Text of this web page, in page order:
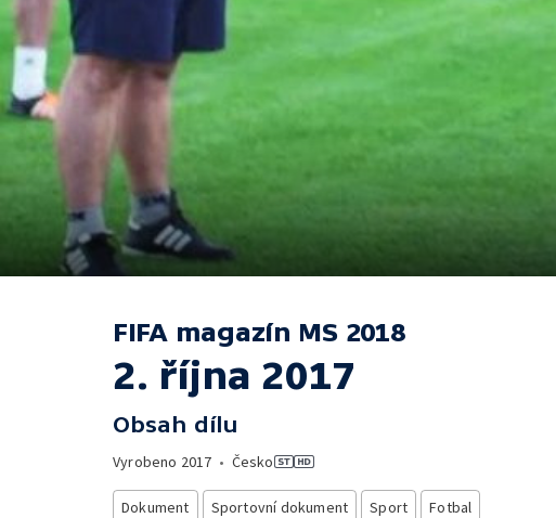
FIFA magazín MS 2018
2. října 2017
Obsah dílu
Vyrobeno 2017 • Česko
Dokument Sportovní dokument Sport Fotbal